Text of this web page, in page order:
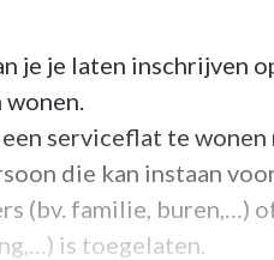
je je laten inschrijven
wonen.
serviceflat te
die kan instaan
(bv. familie, buren,…)
is toegelaten.